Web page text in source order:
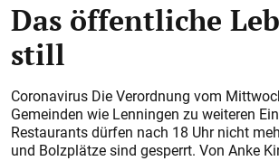
Das öffentliche
still
Coronavirus Die Verordnung vom
Gemeinden wie Lenningen zu weiteren
Restaurants dürfen nach 18 Uhr nicht
und Bolzplätze sind gesperrt. Von Anke